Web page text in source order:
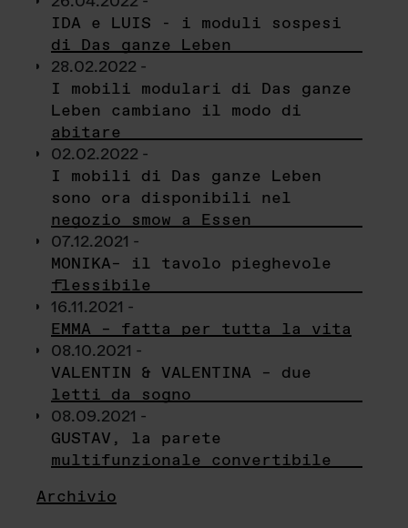
IDA e LUIS - i moduli sospesi
di Das ganze Leben
28.02.2022 -
I mobili modulari di Das ganze
Leben cambiano il modo di
abitare
02.02.2022 -
I mobili di Das ganze Leben
sono ora disponibili nel
negozio smow a Essen
07.12.2021 -
MONIKA– il tavolo pieghevole
flessibile
16.11.2021 -
EMMA – fatta per tutta la vita
08.10.2021 -
VALENTIN & VALENTINA – due
letti da sogno
08.09.2021 -
GUSTAV, la parete
multifunzionale convertibile
Archivio